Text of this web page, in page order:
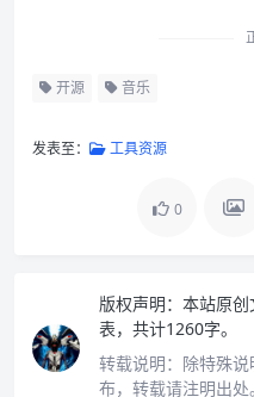
开源 音乐
发表至： 工具资源
0
版权声明： 本站原创
表，共计1260字。
转载说明： 除特殊
布，转载请注明出处。